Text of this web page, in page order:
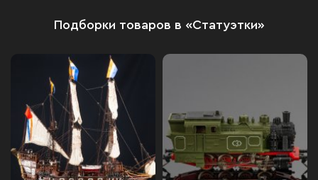
Подборки товаров в «Статуэтки»